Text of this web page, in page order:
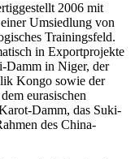
2006 mit
Umsiedlung von
Trainingsfeld.
in Exportprojekte
Damm in Niger, der
Kongo sowie der
eurasischen
Damm, das Suki-
des China-